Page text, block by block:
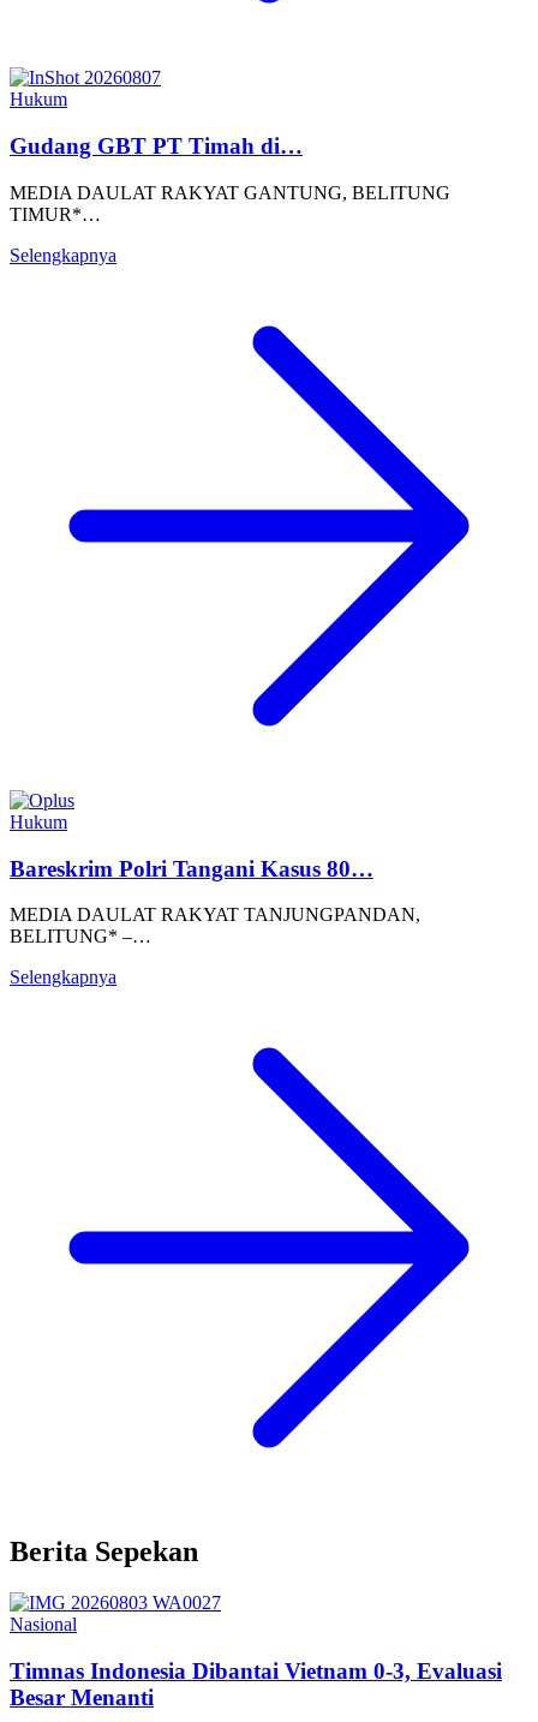
Hukum
Gudang GBT PT Timah di…
MEDIA DAULAT RAKYAT GANTUNG, BELITUNG
TIMUR*…
Selengkapnya
Hukum
Bareskrim Polri Tangani Kasus 80…
MEDIA DAULAT RAKYAT TANJUNGPANDAN,
BELITUNG* –…
Selengkapnya
Berita Sepekan
Nasional
Timnas Indonesia Dibantai Vietnam 0-3, Evaluasi
Besar Menanti